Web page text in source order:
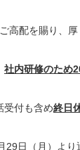
高配を賜り、厚
社内研修のため
受付も含め終日
29日（月）より